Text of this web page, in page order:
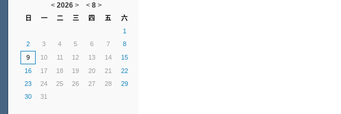
< 2026 > < 8 >
日 一 二 三 四 五
六
1
2
3 4 5 6 7
8
9
10 11 12 13 14
15
16
17 18 19 20 21
22
23
24 25 26 27 28
29
30
31